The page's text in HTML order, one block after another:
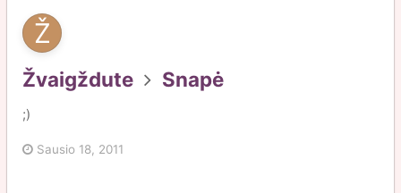
Žvaigždute Snapė
;)
Sausio 18, 2011